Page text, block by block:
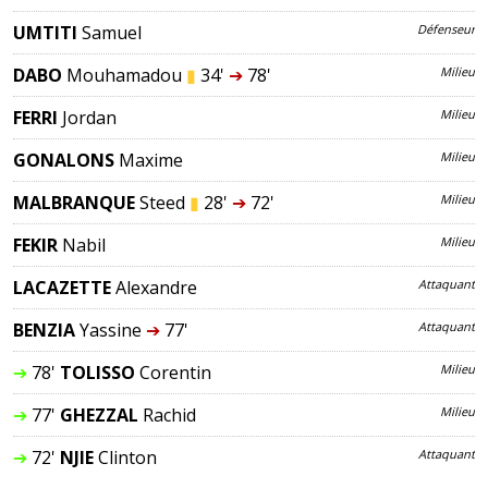
UMTITI Samuel Défenseur
DABO Mouhamadou ▮ 34' ➔78' Milieu
FERRI Jordan Milieu
GONALONS Maxime Milieu
MALBRANQUESteed ▮ 28' ➔72' Milieu
FEKIR Nabil Milieu
LACAZETTEAlexandre Attaquant
BENZIAYassine ➔77' Attaquant
➔78' TOLISSO Corentin Milieu
➔77' GHEZZAL Rachid Milieu
➔72' NJIEClinton Attaquant